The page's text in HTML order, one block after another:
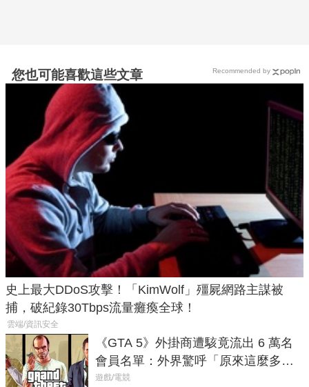
您也可能喜歡這些文章
史上最大DDoS攻擊！「KimWolf」殭屍網路主謀被
捕，破紀錄30Tbps流量癱瘓全球！
雲端/資訊安全
《GTA 5》外掛商遭駭竟流出 6 萬名
會員名單：外界驚呼「原來這麼多人
在開掛！」
遊戲/電競
Recommended by